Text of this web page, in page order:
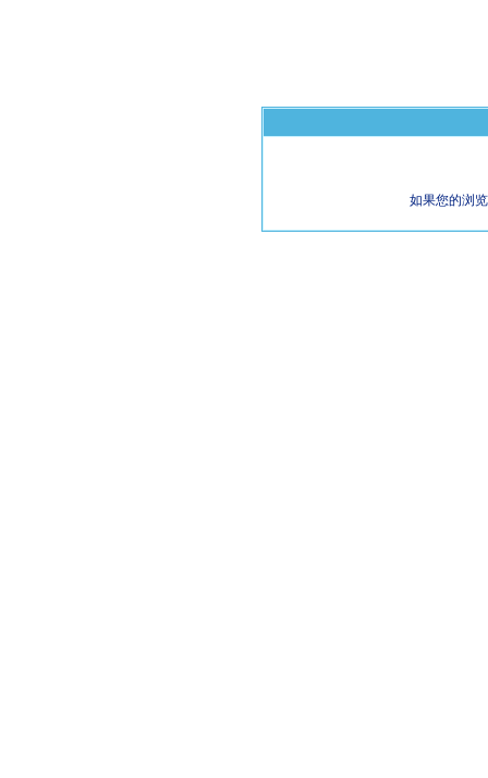
如果您的浏